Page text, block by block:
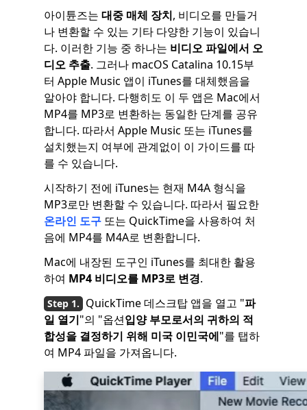
아이튠즈는 대중 매체 장치, 비디오를 만들거
나 변환할 수 있는 기타 다양한 기능이 있습니
다. 이러한 기능 중 하나는 비디오 파일에서 오
디오 추출. 그러나 macOS Catalina 10.15부
터 Apple Music 앱이 iTunes를 대체했음을
알아야 합니다. 다행히도 이 두 앱은 Mac에서
MP4를 MP3로 변환하는 동일한 단계를 공유
합니다. 따라서 Apple Music 또는 iTunes를
설치했는지 여부에 관계없이 이 가이드를 따
를 수 있습니다.
시작하기 전에 iTunes는 현재 M4A 형식을
MP3로만 변환할 수 있습니다. 따라서 필요한
온라인 도구 또는 QuickTime을 사용하여 처
음에 MP4를 M4A로 변환합니다.
Mac에 내장된 도구인 iTunes를 최대한 활용
하여 MP4 비디오를 MP3로 변경.
QuickTime 데스크탑 앱을 열고 "파
일 열기"의 "옵션입양 부모로서의 귀하의 적
합성을 결정하기 위해 미국 이민국에"를 탭하
여 MP4 파일을 가져옵니다.